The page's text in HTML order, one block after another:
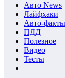
Авто News
Лайфхаки
Авто-факты
ПДД
Полезное
Видео
Тесты